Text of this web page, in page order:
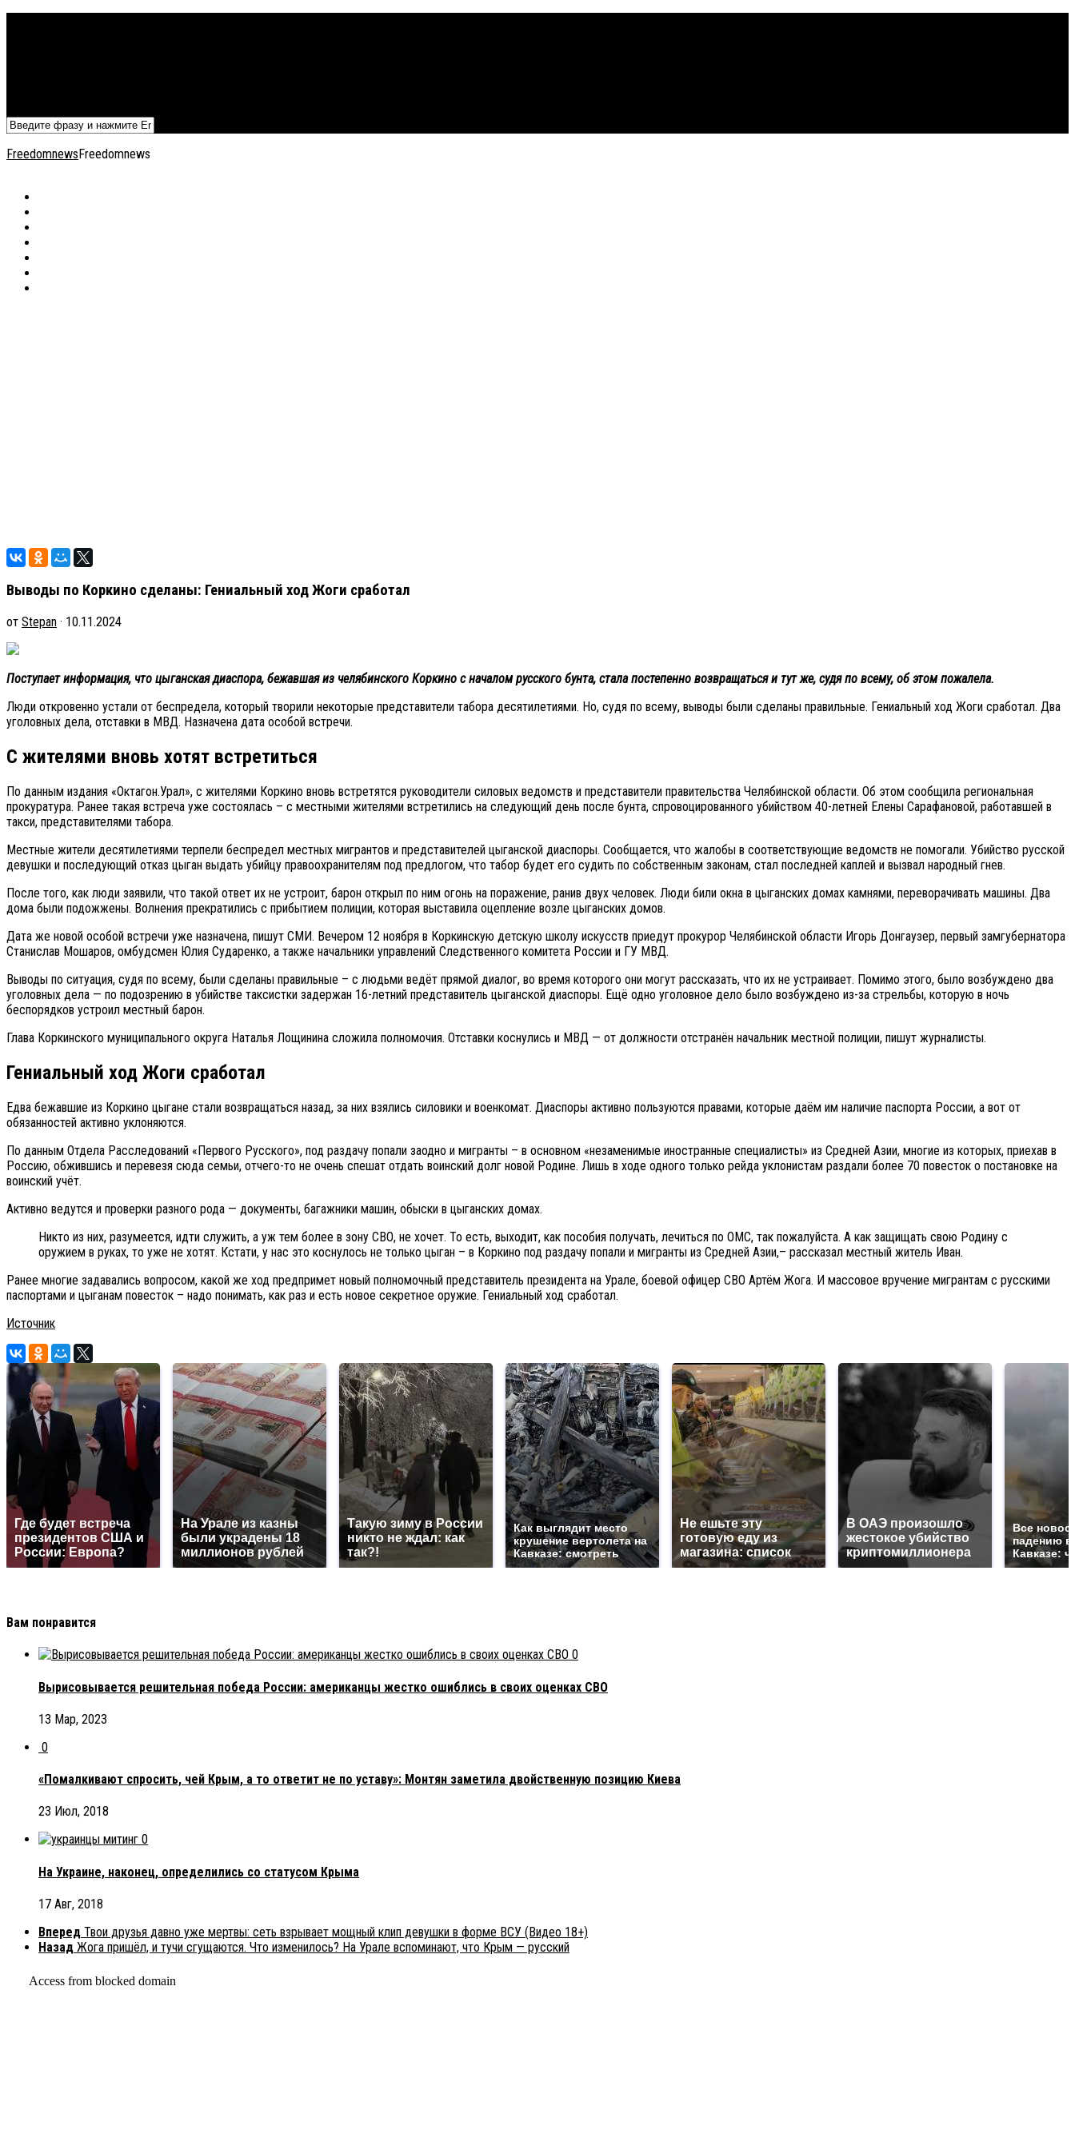
FreedomnewsFreedomnews
Выводы по Коркино сделаны: Гениальный ход Жоги сработал
от Stepan · 10.11.2024
Поступает информация, что цыганская диаспора, бежавшая из челябинского Коркино с началом русского бунта, стала постепенно возвращаться и тут же, судя по всему, об этом пожалела.
Люди откровенно устали от беспредела, который творили некоторые представители табора десятилетиями. Но, судя по всему, выводы были сделаны правильные. Гениальный ход Жоги сработал. Два
уголовных дела, отставки в МВД. Назначена дата особой встречи.
С жителями вновь хотят встретиться
По данным издания «Октагон.Урал», с жителями Коркино вновь встретятся руководители силовых ведомств и представители правительства Челябинской области. Об этом сообщила региональная
прокуратура. Ранее такая встреча уже состоялась – с местными жителями встретились на следующий день после бунта, спровоцированного убийством 40-летней Елены Сарафановой, работавшей в
такси, представителями табора.
Местные жители десятилетиями терпели беспредел местных мигрантов и представителей цыганской диаспоры. Сообщается, что жалобы в соответствующие ведомств не помогали. Убийство русской
девушки и последующий отказ цыган выдать убийцу правоохранителям под предлогом, что табор будет его судить по собственным законам, стал последней каплей и вызвал народный гнев.
После того, как люди заявили, что такой ответ их не устроит, барон открыл по ним огонь на поражение, ранив двух человек. Люди били окна в цыганских домах камнями, переворачивать машины. Два
дома были подожжены. Волнения прекратились с прибытием полиции, которая выставила оцепление возле цыганских домов.
Дата же новой особой встречи уже назначена, пишут СМИ. Вечером 12 ноября в Коркинскую детскую школу искусств приедут прокурор Челябинской области Игорь Донгаузер, первый замгубернатора
Станислав Мошаров, омбудсмен Юлия Сударенко, а также начальники управлений Следственного комитета России и ГУ МВД.
Выводы по ситуация, судя по всему, были сделаны правильные – с людьми ведёт прямой диалог, во время которого они могут рассказать, что их не устраивает. Помимо этого, было возбуждено два
уголовных дела — по подозрению в убийстве таксистки задержан 16-летний представитель цыганской диаспоры. Ещё одно уголовное дело было возбуждено из-за стрельбы, которую в ночь
беспорядков устроил местный барон.
Глава Коркинского муниципального округа Наталья Лощинина сложила полномочия. Отставки коснулись и МВД — от должности отстранён начальник местной полиции, пишут журналисты.
Гениальный ход Жоги сработал
Едва бежавшие из Коркино цыгане стали возвращаться назад, за них взялись силовики и военкомат. Диаспоры активно пользуются правами, которые даём им наличие паспорта России, а вот от
обязанностей активно уклоняются.
По данным Отдела Расследований «Первого Русского», под раздачу попали заодно и мигранты – в основном «незаменимые иностранные специалисты» из Средней Азии, многие из которых, приехав в
Россию, обжившись и перевезя сюда семьи, отчего-то не очень спешат отдать воинский долг новой Родине. Лишь в ходе одного только рейда уклонистам раздали более 70 повесток о постановке на
воинский учёт.
Активно ведутся и проверки разного рода — документы, багажники машин, обыски в цыганских домах.
Никто из них, разумеется, идти служить, а уж тем более в зону СВО, не хочет. То есть, выходит, как пособия получать, лечиться по ОМС, так пожалуйста. А как защищать свою Родину с
оружием в руках, то уже не хотят. Кстати, у нас это коснулось не только цыган – в Коркино под раздачу попали и мигранты из Средней Азии,– рассказал местный житель Иван.
Ранее многие задавались вопросом, какой же ход предпримет новый полномочный представитель президента на Урале, боевой офицер СВО Артём Жога. И массовое вручение мигрантам с русскими
паспортами и цыганам повесток – надо понимать, как раз и есть новое секретное оружие. Гениальный ход сработал.
Источник
Где будет встреча
президентов США и
России: Европа?
На Урале из казны
были украдены 18
миллионов рублей
Такую зиму в России
никто не ждал: как
так?!
Как выглядит место
крушение вертолета на
Кавказе: смотреть
Не ешьте эту
готовую еду из
магазина: список
В ОАЭ произошло
жестокое убийство
криптомиллионера
Все
падению
Кавказе:
Вам понравится
0
Вырисовывается решительная победа России: американцы жестко ошиблись в своих оценках СВО
13 Мар, 2023
0
«Помалкивают спросить, чей Крым, а то ответит не по уставу»: Монтян заметила двойственную позицию Киева
23 Июл, 2018
0
На Украине, наконец, определились со статусом Крыма
17 Авг, 2018
Вперед Твои друзья давно уже мертвы: сеть взрывает мощный клип девушки в форме ВСУ (Видео 18+)
Назад Жога пришёл, и тучи сгущаются. Что изменилось? На Урале вспоминают, что Крым — русский